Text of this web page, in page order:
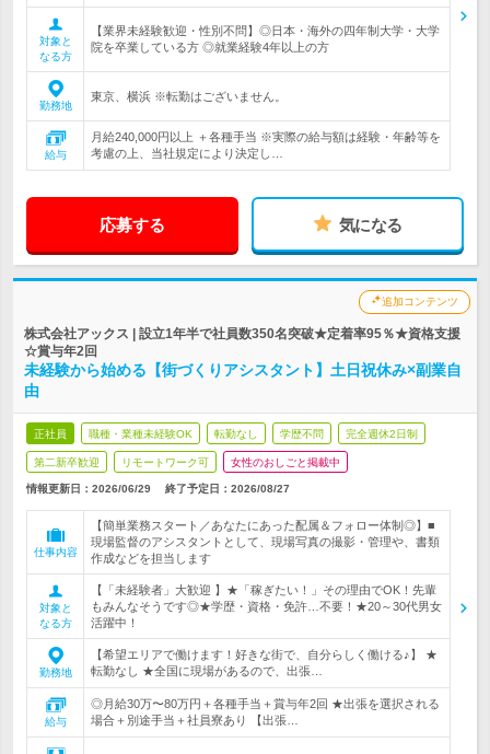
対象と
なる方
【業界未経験歓迎・性別不問】◎日本・海外の四年制大学・大学
院を卒業している方 ◎就業経験4年以上の方
勤務地
東京、横浜 ※転勤はございません。
給与
月給240,000円以上 ＋各種手当 ※実際の給与額は経験・年齢等を
考慮の上、当社規定により決定し…
応募する 気になる
追加コンテンツ
株式会社アックス | 設立1年半で社員数350名突破★定着率95％★資格支援
☆賞与年2回
未経験から始める【街づくりアシスタント】土日祝休み×副業自
由
正社員 職種・業種未経験OK 転勤なし 学歴不問 完全週休2日制
第二新卒歓迎 リモートワーク可 女性のおしごと掲載中
情報更新日：2026/06/29 終了予定日：2026/08/27
仕事内容
【簡単業務スタート／あなたにあった配属＆フォロー体制◎】■
現場監督のアシスタントとして、現場写真の撮影・管理や、書類
作成などを担当します
対象と
なる方
【「未経験者」大歓迎 】★「稼ぎたい！」その理由でOK！先輩
もみんなそうです◎★学歴・資格・免許…不要！★20～30代男女
活躍中！
勤務地
【希望エリアで働けます！好きな街で、自分らしく働ける♪】 ★
転勤なし ★全国に現場があるので、出張…
給与
◎月給30万〜80万円＋各種手当＋賞与年2回 ★出張を選択される
場合＋別途手当＋社員寮あり 【出張…